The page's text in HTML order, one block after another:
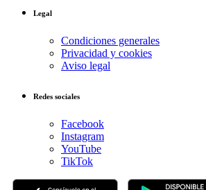
Legal
Condiciones generales
Privacidad y cookies
Aviso legal
Redes sociales
Facebook
Instagram
YouTube
TikTok